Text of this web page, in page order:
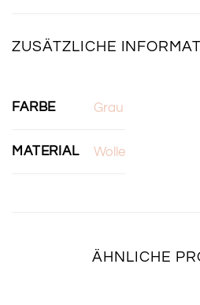
ZUSÄTZLICHE
FARBE Grau
MATERIAL Wolle
ÄHNLICHE